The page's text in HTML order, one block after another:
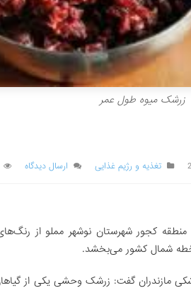
زرشک میوه طول عمر
تغذیه و رژیم غذایی ارسال دیدگاه
منطقه کجور شهرستان نوشهر مملو از
شمال کشور می‌بخشد.
مازندران گفت: زرشک وحشی یکی از